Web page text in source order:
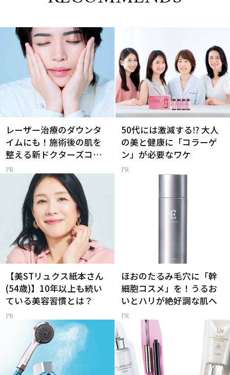
レーザー治療のダウンタ
イムにも！施術後の肌を
整える新ドクターズコス
メ
50代には激減する⁉ 大人
の美と健康に「コラーゲ
ン」が必要なワケ
【美STリュクス紙本さん
(54歳)】10年以上も続い
ている美容習慣とは？
ほおのたるみ毛穴に「幹
細胞コスメ」を！うるお
いとハリが絶好調な肌へ